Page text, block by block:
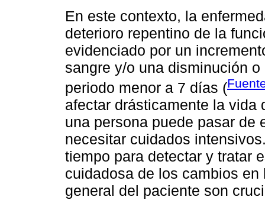
En este contexto, la
deterioro repentino de la
evidenciado por un
sangre y/o una disminución
periodo menor a 7 días (
afectar drásticamente la
una persona puede pasar de
necesitar cuidados
tiempo para detectar y tratar
cuidadosa de los cambios
general del paciente son